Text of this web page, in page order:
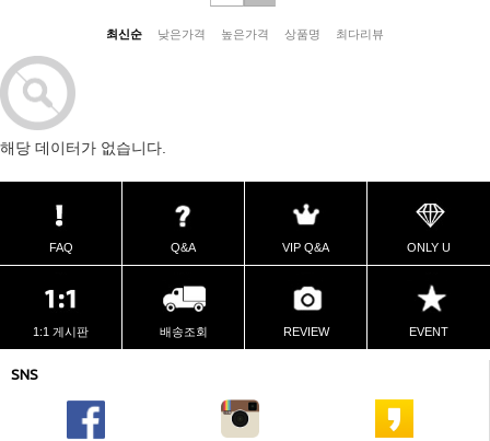
최신순 낮은가격 높은가격 상품명 최다리뷰
해당 데이터가 없습니다.
FAQ Q&A VIP Q&A ONLY U
1:1 게시판 배송조회 REVIEW EVENT
SNS